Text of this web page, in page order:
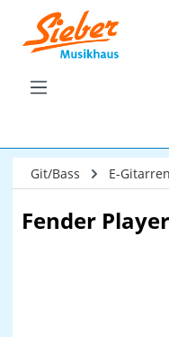
Zum Hauptinhalt springen
Git/Bass E-Gitarren
Fender